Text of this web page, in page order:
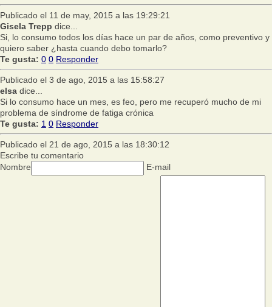
Publicado el 11 de may, 2015 a las 19:29:21
Gisela Trepp dice...
Si, lo consumo todos los días hace un par de años, como preventivo y
quiero saber ¿hasta cuando debo tomarlo?
Te gusta: 0 0 Responder
Publicado el 3 de ago, 2015 a las 15:58:27
elsa dice...
Si lo consumo hace un mes, es feo, pero me recuperó mucho de mi
problema de síndrome de fatiga crónica
Te gusta: 1 0 Responder
Publicado el 21 de ago, 2015 a las 18:30:12
Escribe tu comentario
Nombre
E-mail